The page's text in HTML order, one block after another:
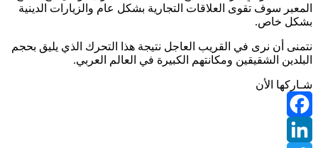
المعبر سوف تقوى العلاقات التجارية بشكل عام والزيارات الدينية
بشكل خاص.
نتمنى أن نرى في القريب العاجل نتيجة هذا التحرك الذي يليق بحجم
البلدين الشقيقين ومكانتهم الكبيرة في العالم العربي.
شـاركها الأن
Facebook